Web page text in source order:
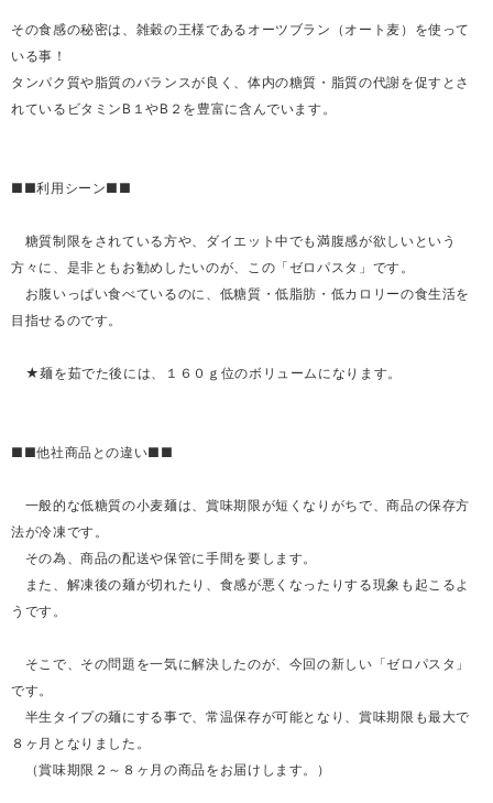
その食感の秘密は、雑穀の王様であるオーツブラン（オート麦）を使って
いる事！
タンパク質や脂質のバランスが良く、体内の糖質・脂質の代謝を促すとさ
れているビタミンB１やB２を豊富に含んでいます。
■■利用シーン■■
糖質制限をされている方や、ダイエット中でも満腹感が欲しいという
方々に、是非ともお勧めしたいのが、この「ゼロパスタ」です。
お腹いっぱい食べているのに、低糖質・低脂肪・低カロリーの食生活を
目指せるのです。
★麺を茹でた後には、１６０ｇ位のボリュームになります。
■■他社商品との違い■■
一般的な低糖質の小麦麺は、賞味期限が短くなりがちで、商品の保存方
法が冷凍です。
その為、商品の配送や保管に手間を要します。
また、解凍後の麺が切れたり、食感が悪くなったりする現象も起こるよ
うです。
そこで、その問題を一気に解決したのが、今回の新しい「ゼロパスタ」
です。
半生タイプの麺にする事で、常温保存が可能となり、賞味期限も最大で
８ヶ月となりました。
（賞味期限２～８ヶ月の商品をお届けします。）